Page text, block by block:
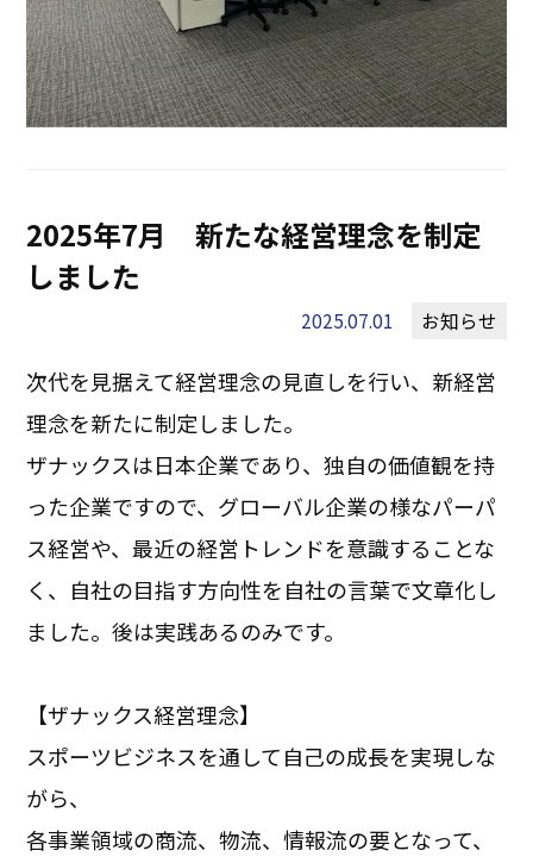
2025年7月 新たな経営理念を制定
しました
2025.07.01 お知らせ
次代を見据えて経営理念の見直しを行い、新経営
理念を新たに制定しました。
ザナックスは日本企業であり、独自の価値観を持
った企業ですので、グローバル企業の様なパーパ
ス経営や、最近の経営トレンドを意識することな
く、自社の目指す方向性を自社の言葉で文章化し
ました。後は実践あるのみです。
【ザナックス経営理念】
スポーツビジネスを通して自己の成長を実現しな
がら、
各事業領域の商流、物流、情報流の要となって、